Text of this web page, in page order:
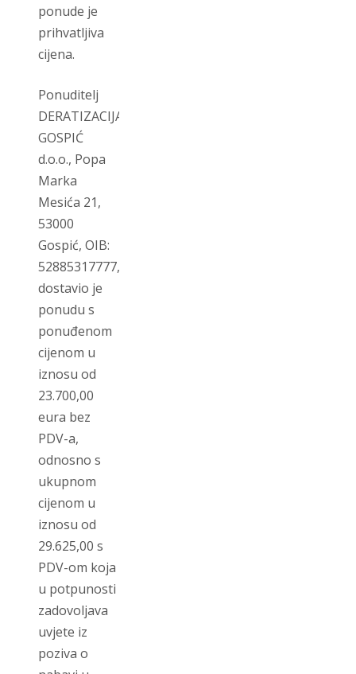
ponude je
prihvatljiva
cijena.
Ponuditelj
DERATIZACIJA
GOSPIĆ
d.o.o., Popa
Marka
Mesića 21,
53000
Gospić, OIB:
52885317777,
dostavio je
ponudu s
ponuđenom
cijenom u
iznosu od
23.700,00
eura bez
PDV-a,
odnosno s
ukupnom
cijenom u
iznosu od
29.625,00 s
PDV-om koja
u potpunosti
zadovoljava
uvjete iz
poziva o